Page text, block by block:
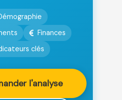
Finances
clés
l'analyse